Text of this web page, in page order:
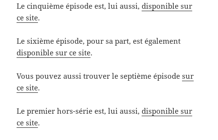
Le cinquième épisode est, lui aussi,disponible sur
ce site.
Le sixième épisode, pour sa part, est également
disponible sur ce site.
Vous pouvez aussi trouver le septième épisodesur
ce site.
Le premier hors-série est, lui aussi,disponible sur
ce site.